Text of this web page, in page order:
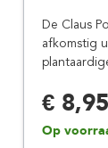
De Claus
afkomstig
€ 8,95
Op